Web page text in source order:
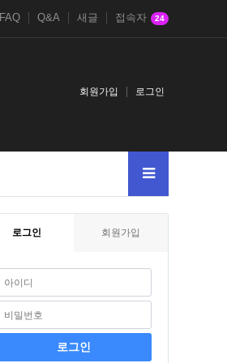
FAQ Q&A 새글 접속자 24
회원가입 로그인
로그인 회원가입